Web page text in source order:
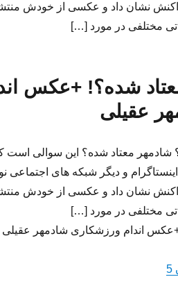
نشان داد و عکسی از خودش
مختلفی در مورد […]
شده؟! +عکس
عقیلی
شادمهر معتاد شده؟ این سوالی است
و دیگر شبکه های اجتماعی
نشان داد و عکسی از خودش
مختلفی در مورد […]
اندام ورزشکاری شادمهر عقیلی